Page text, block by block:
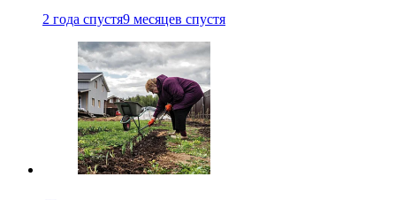
2 года спустя9 месяцев спустя